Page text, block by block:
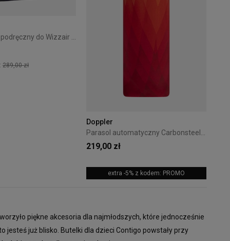
289,00 zł
Doppler
219,00 zł
extra -5% z kodem: PROMO
piękne akcesoria dla najmłodszych, które jednocześnie
już blisko. Butelki dla dzieci Contigo powstały przy